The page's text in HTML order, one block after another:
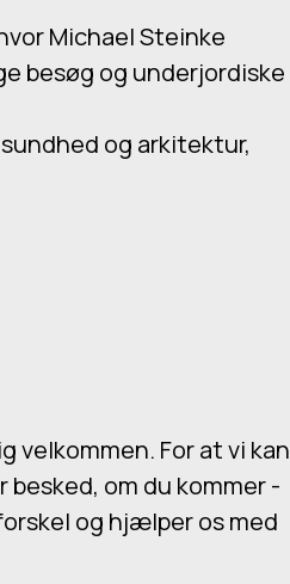
Michael Steinke
besøg og underjordiske
og arkitektur,
velkommen. For at vi kan
om du kommer -
og hjælper os med